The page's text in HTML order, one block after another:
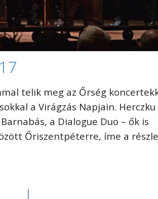
telik meg az Őrség
a Virágzás Napjain. Herczku
a Dialogue Duo – ők is
Őriszentpéterre, íme a